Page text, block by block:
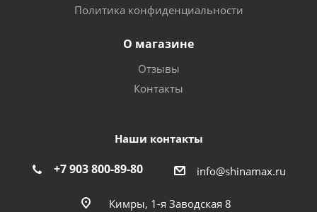
Политика конфиденциальности
О магазине
Отзывы
Контакты
Наши контакты
+7 903 800-89-80 info@shinamax.ru
Кимры, 1-я Заводская 8